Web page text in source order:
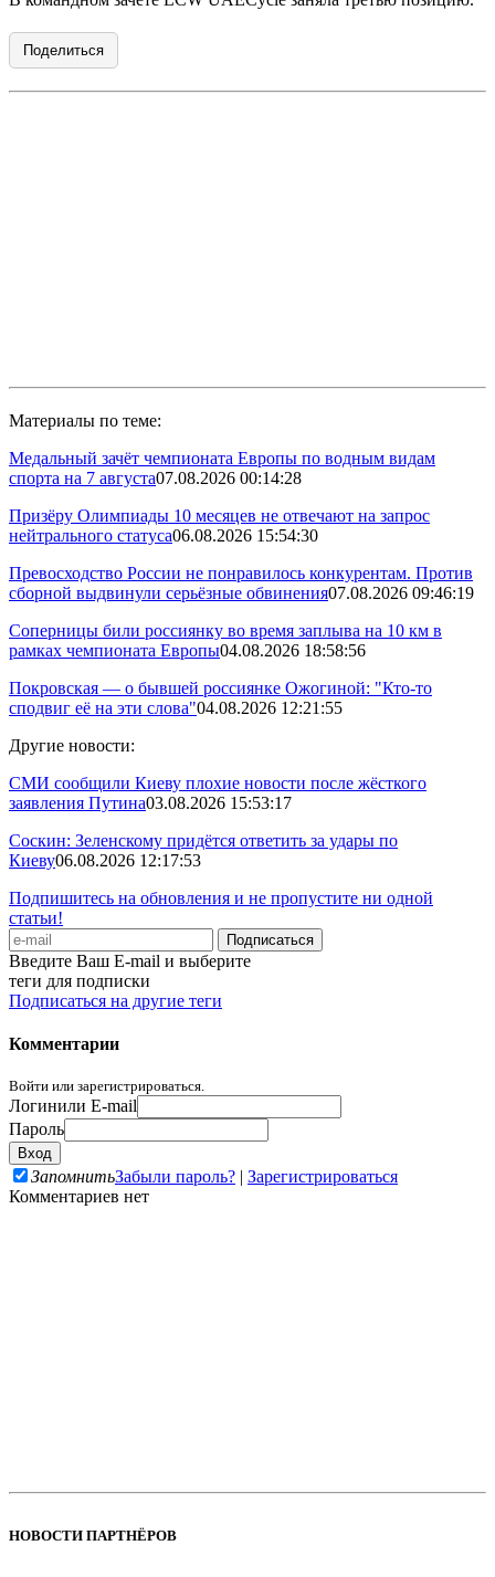
Поделиться
Материалы по теме:
Медальный зачёт чемпионата Европы по водным видам
спорта на 7 августа07.08.2026 00:14:28
Призёру Олимпиады 10 месяцев не отвечают на запрос
нейтрального статуса06.08.2026 15:54:30
Превосходство России не понравилось конкурентам. Против
сборной выдвинули серьёзные обвинения07.08.2026 09:46:19
Соперницы били россиянку во время заплыва на 10 км в
рамках чемпионата Европы04.08.2026 18:58:56
Покровская — о бывшей россиянке Ожогиной: "Кто-то
сподвиг её на эти слова"04.08.2026 12:21:55
Другие новости:
СМИ сообщили Киеву плохие новости после жёсткого
заявления Путина03.08.2026 15:53:17
Соскин: Зеленскому придётся ответить за удары по
Киеву06.08.2026 12:17:53
Подпишитесь на обновления и не пропустите ни одной
статьи!
Введите Ваш E-mail и выберите
теги для подписки
Подписаться на другие теги
Комментарии
Войти или зарегистрироваться.
Логинили E-mail
Пароль
ЗапомнитьЗабыли пароль? | Зарегистрироваться
Комментариев нет
НОВОСТИ ПАРТНЁРОВ